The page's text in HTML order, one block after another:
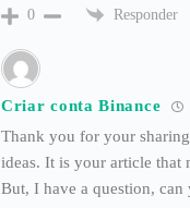
0 Responder
Criar conta Binance
Thank you for your
ideas. It is your article that
But, I have a question, can